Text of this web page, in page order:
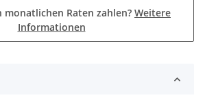
monatlichen Raten zahlen? Weitere
Informationen